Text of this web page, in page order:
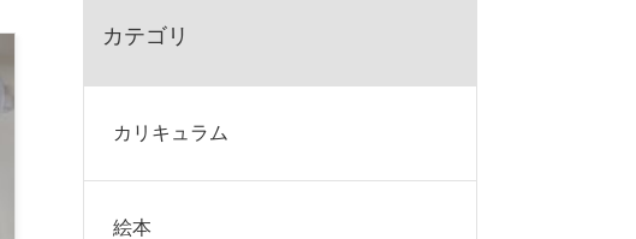
カテゴリ
カリキュラム
絵本